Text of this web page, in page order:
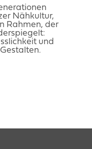
Nähkultur,
Rahmen, der
und